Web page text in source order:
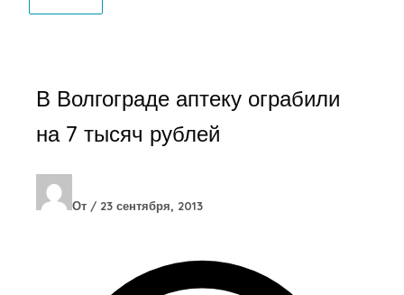
В Волгограде аптеку ограбили
на 7 тысяч рублей
От / 23 сентября, 2013